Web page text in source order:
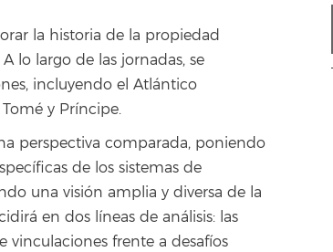
la historia de la propiedad
lo largo de las jornadas, se
incluyendo el Atlántico
Tomé y Príncipe.
perspectiva comparada, poniendo
de los sistemas de
una visión amplia y diversa de la
en dos líneas de análisis: las
vinculaciones frente a desafíos